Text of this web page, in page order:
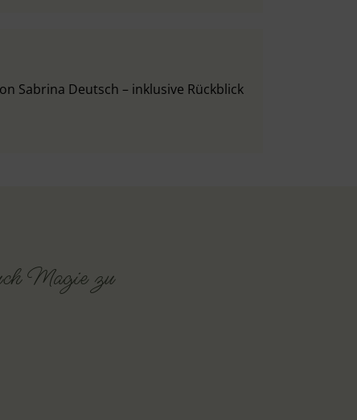
Sabrina Deutsch – inklusive Rückblick
Magie zu